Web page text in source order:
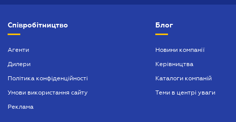
БІЗНЕС
БУХГАЛТЕР ПРОФ
Співробітництво
Агенти
Дилери
Політика конфіденційності
Умови використання сайту
Реклама
Блог
Новини компанії
Керівництва
Каталоги компаній
Теми в центрі уваги